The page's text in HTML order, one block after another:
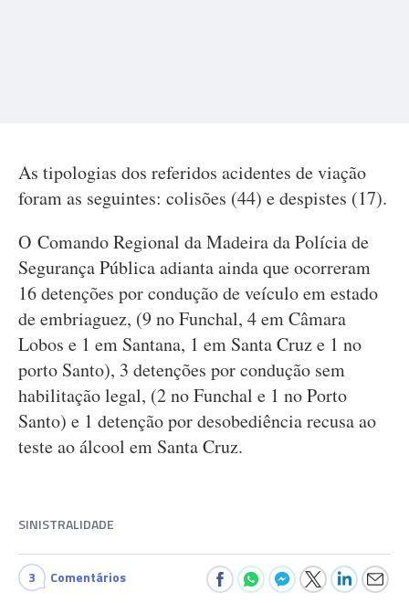
As tipologias dos referidos acidentes de viação
foram as seguintes: colisões (44) e despistes (17).
O Comando Regional da Madeira da Polícia de
Segurança Pública adianta ainda que ocorreram
16detenções por condução de veículo em estado
de embriaguez, (9 no Funchal, 4 em Câmara
Lobos e 1 em Santana, 1 em Santa Cruz e 1 no
porto Santo), 3 detenções por condução sem
habilitação legal, (2 no Funchal e 1 no Porto
Santo) e 1 detenção por desobediência recusa ao
teste ao álcool em Santa Cruz.
SINISTRALIDADE
3 Comentários